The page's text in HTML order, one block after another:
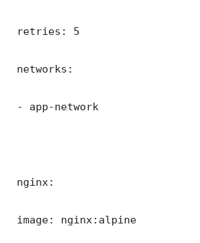
retries: 5
networks:
- app-network
nginx:
image: nginx:alpine